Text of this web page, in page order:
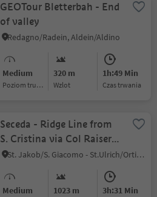
GEOTour Bletterbah - End
of valley
Redagno/Radein, Aldein/Aldino
Medium
Poziom trudności
320 m
Wzlot
1h:49 Min
czas trwania
Seceda - Ridge Line from
S. Cristina via Col Raiser
(Valley station) - Troi de
St. Jakob/S. Giacomo - St.Ulrich/Ortisei, S.Crestina Gherdëina/Santa Cristina Val Gardana, Dolomites Region Val Gardena
Medium 1023 m 3h:31 Min